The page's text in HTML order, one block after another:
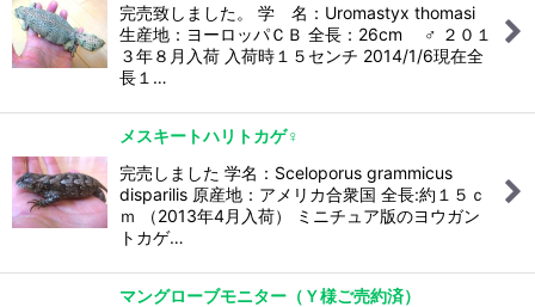
完売致しました。 学 名：Uromastyx thomasi
生産地：ヨーロッパＣＢ 全長：26cm ♂ ２０１
３年８月入荷 入荷時１５センチ 2014/1/6現在全
長１…
メスキートハリトカゲ♀
完売しました 学名：Sceloporus grammicus
disparilis 原産地：アメリカ合衆国 全長:約１５ｃ
ｍ （2013年4月入荷） ミニチュア版のヨウガン
トカゲ…
マングローブモニター（Ｙ様ご売約済）